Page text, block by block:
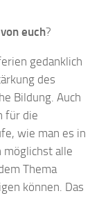
euch?
gedanklich
des
Bildung. Auch
für die
wie man es in
möglichst alle
Thema
können. Das